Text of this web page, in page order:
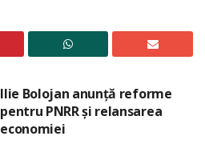
Ilie Bolojan anunță reforme
pentru PNRR și relansarea
economiei